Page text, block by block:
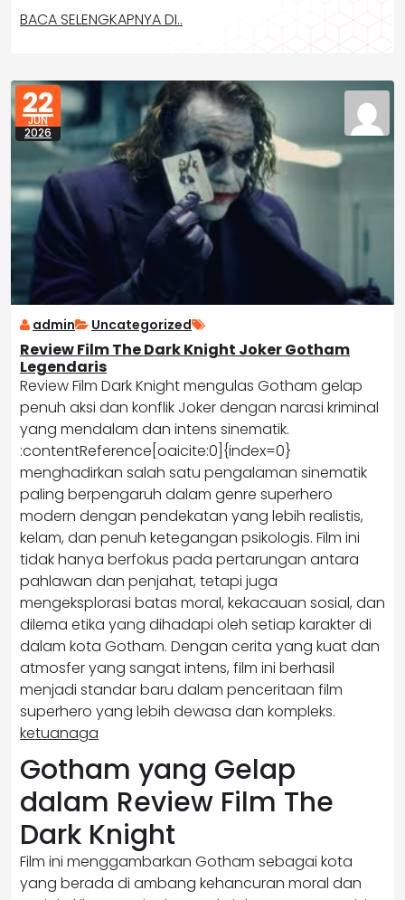
BACA SELENGKAPNYA DI..
22
JUN
2026
admin Uncategorized
Review Film The Dark Knight Joker Gotham
Legendaris
Review Film Dark Knight mengulas Gotham gelap
penuh aksi dan konflik Joker dengan narasi kriminal
yang mendalam dan intens sinematik.
:contentReference[oaicite:0]{index=0}
menghadirkan salah satu pengalaman sinematik
paling berpengaruh dalam genre superhero
modern dengan pendekatan yang lebih realistis,
kelam, dan penuh ketegangan psikologis. Film ini
tidak hanya berfokus pada pertarungan antara
pahlawan dan penjahat, tetapi juga
mengeksplorasi batas moral, kekacauan sosial, dan
dilema etika yang dihadapi oleh setiap karakter di
dalam kota Gotham. Dengan cerita yang kuat dan
atmosfer yang sangat intens, film ini berhasil
menjadi standar baru dalam penceritaan film
superhero yang lebih dewasa dan kompleks.
ketuanaga
Gotham yang Gelap
dalam Review Film The
Dark Knight
Film ini menggambarkan Gotham sebagai kota
yang berada di ambang kehancuran moral dan